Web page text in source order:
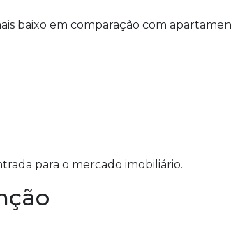
baixo em comparação com
para o mercado imobiliário.